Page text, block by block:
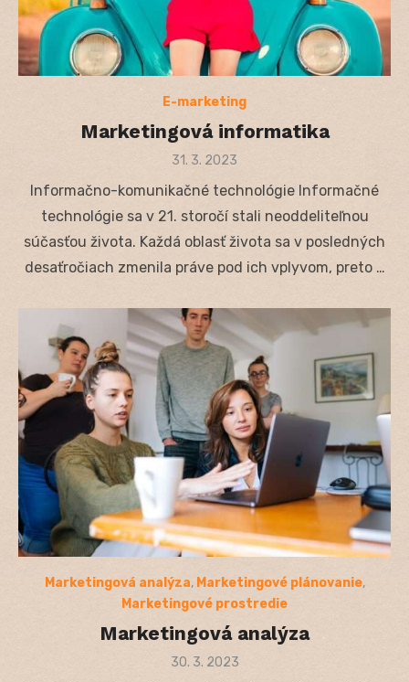
E-marketing
Marketingová informatika
Posted
31. 3. 2023
Informačno-komunikačné technológie Informačné
technológie sa v 21. storočí stali neoddeliteľnou
súčasťou života. Každá oblasť života sa v posledných
desaťročiach zmenila práve pod ich vplyvom, preto …
Marketingová analýza, Marketingové plánovanie,
Marketingové prostredie
Marketingová analýza
Posted
30. 3. 2023